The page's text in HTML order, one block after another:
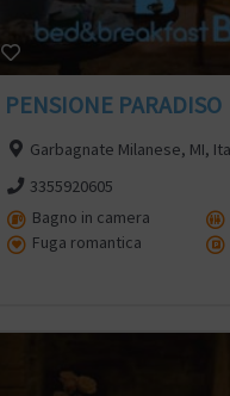
PENSIONE PARADISO
Garbagnate Milanese, MI,
3355920605
Bagno in camera
Fuga romantica